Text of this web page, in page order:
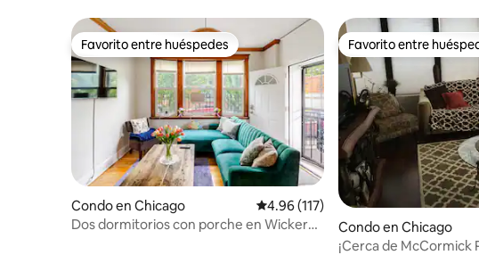
Favorito entre huéspedes
Favorito entre huéspedes
Condo en Chicago Calificación promedio: 4.96 de 5,
4.96 (117)
Dos dormitorios con porche en Wicker
Favorito entre
Favorito entre
Condo en Chicago
¡Cerca de McCormick